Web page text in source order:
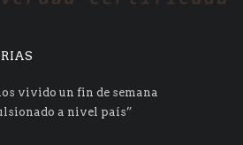
vivido un fin de semana
a nivel país”